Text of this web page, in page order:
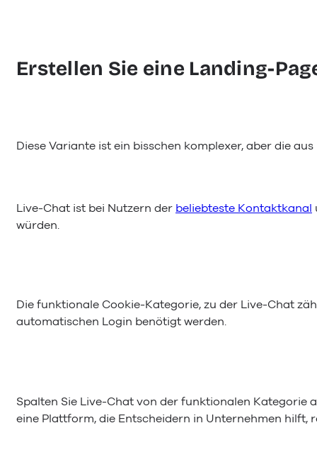
Erstellen Sie eine Landing-
Diese Variante ist ein bisschen komplexer, aber die
Live-Chat ist bei Nutzern der beliebteste Kontaktkanal
würden.
Die funktionale Cookie-Kategorie, zu der Live-Chat
automatischen Login benötigt werden.
Spalten Sie Live-Chat von der funktionalen Kategorie
eine Plattform, die Entscheidern in Unternehmen hilft,